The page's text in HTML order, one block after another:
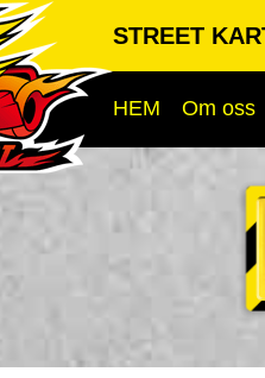
STREET
HEM Om oss